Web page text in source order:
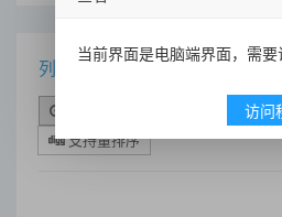
列表
评
支持量排序
当前界面是电脑端界面，需要
访问